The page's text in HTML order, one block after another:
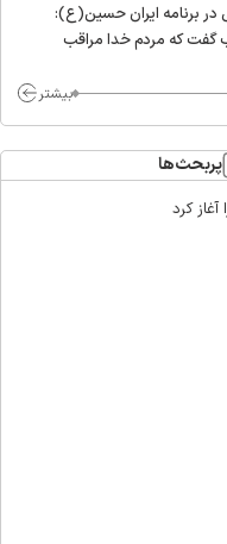
برنامه ایران حسین(ع):
که مردم خدا مراقب
بیشتر
کرد